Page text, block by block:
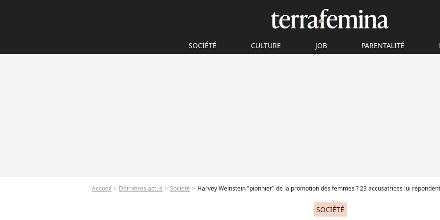
SOCIÉTÉ CULTURE JOB PARENTALITÉ
Accueil Dernières actus Société Harvey Weinstein "pionnier" de la promotion des femmes ? 23 accusatrices lui répondent
SOCIÉTÉ